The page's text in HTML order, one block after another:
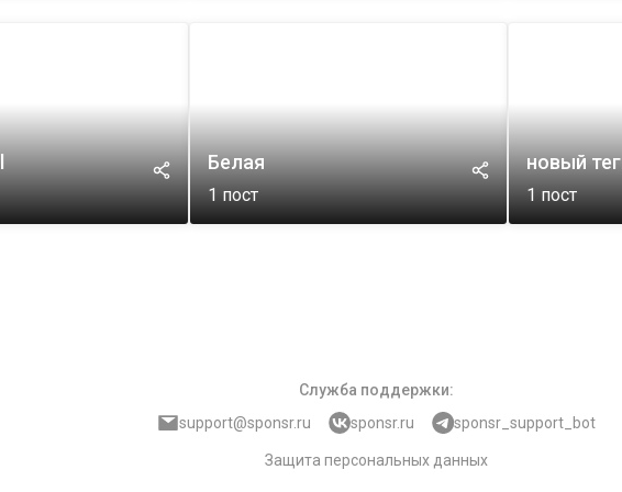
Белая
1 пост
новый
1 пост
Служба поддержки:
support@sponsr.ru
sponsr.ru sponsr_support_bot
Защита персональных данных